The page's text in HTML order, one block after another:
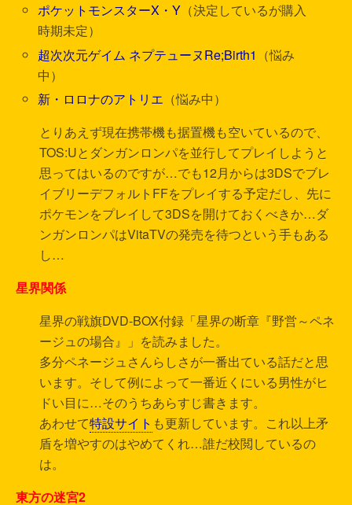
ポケットモンスターX・Y （決定しているが購入
時期未定）
超次次元ゲイム ネプテューヌRe;Birth1 （悩み
中）
新・ロロナのアトリエ （悩み中）
とりあえず現在携帯機も据置機も空いているので、
TOS:Uとダンガンロンパを並行してプレイしようと
思ってはいるのですが…でも12月からは3DSでブレ
イブリーデフォルトFFをプレイする予定だし、先に
ポケモンをプレイして3DSを開けておくべきか…ダ
ンガンロンパはVitaTVの発売を待つという手もある
し…
星界関係
星界の戦旗DVD-BOX付録「星界の断章『野営～ペネ
ージュの場合』」を読みました。
多分ペネージュさんらしさが一番出ている話だと思
います。そして例によって一番近くにいる男性がヒ
ドい目に…そのうちあらすじ書きます。
あわせて特設サイト も更新しています。これ以上矛
盾を増やすのはやめてくれ…誰だ校閲しているの
は。
東方の迷宮2